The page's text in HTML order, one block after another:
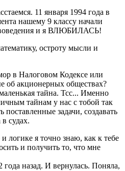
11 января 1994 года в
нашему 9 классу начали
и я ВЛЮБИЛАСЬ!
остроту мысли и
в Налоговом Кодексе или
об акционерных обществах?
тайна. Тсс... Именно
тайнам у нас с тобой так
поставленные задачи, создавать
судах.
логике я точно знаю, как к тебе
и получить то, что мне
года назад. И вернулась. Поняла,